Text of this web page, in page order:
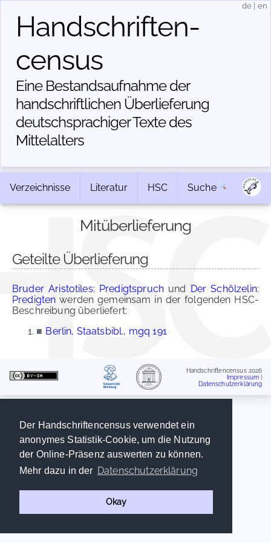
Der Handschriftencensus verwendet ein
anonymes Statistik-Cookie, um die Nutzung
der Online-Präsenz auswerten zu können.
Mehr dazu in der Datenschutzerklärung
Okay
Handschriften­
census
Eine Bestandsaufnahme der
handschriftlichen Über­lieferung
deutschsprachiger Texte des
Mittelalters
de en
Verzeichnisse Literatur HSC Suche
Mitüberlieferung
Geteilte Überlieferung
Bruder Aristotiles: Predigtspruch und Der Schölzelin:
Predigten werden gemeinsam in der folgenden HSC-
Beschreibung überliefert:
■ Berlin, Staatsbibl., mgq 191
Handschriftencensus 2026
Impressum
Datenschutzerklärung